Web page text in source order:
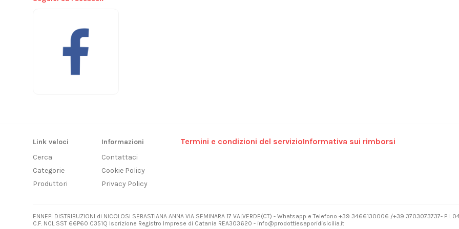
Link veloci
Cerca
Categorie
Produttori
Informazioni
Contattaci
Cookie Policy
Privacy Policy
Termini e condizioni del servizioInformativa sui rimborsi
ENNEPI DISTRIBUZIONI di NICOLOSI SEBASTIANA ANNA VIA SEMINARA 17 VALVERDE(CT) - Whatsapp e Telefono +39 3466130006 /+39 3703073737- P.I.
C.F. NCL SST 66P60 C351Q Iscrizione Registro Imprese di Catania REA303620 - info@prodottiesaporidisicilia.it